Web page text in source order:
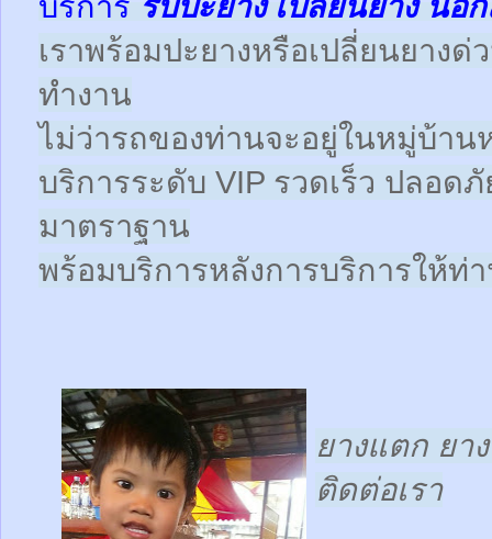
เราพร้อมปะยางหรือเปลี่ยนยาง
ทำงาน
ไม่ว่ารถของท่านจะอยู่ในหมู่บ้าน
บริการระดับ VIP รวดเร็ว ปลอด
มาตราฐาน
พร้อมบริการหลังการบริการให้ท่
ยางแตก ยา
ติดต่อเรา